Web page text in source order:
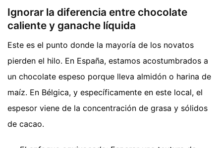
Ignorar la diferencia entre chocolate
caliente y ganache líquida
Este es el punto donde la mayoría de los novatos
pierden el hilo. En España, estamos acostumbrados a
un chocolate espeso porque lleva almidón o harina de
maíz. En Bélgica, y específicamente en este local, el
espesor viene de la concentración de grasa y sólidos
de cacao.